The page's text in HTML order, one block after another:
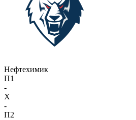
Нефтехимик
П1
-
X
-
П2